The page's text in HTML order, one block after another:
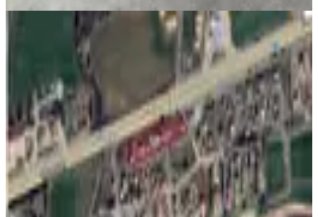
Tekirdağ Merkez Karaevli Denizyolu
Villa İmarlı Arsa
Tekirdağ, Süleymanpaşa
230 m²
Arıtma, Doğalgaz +11·16.304/m²
29.07.2026
3.750.000 ₺
Yelkenciler GYD Ajansı Durmuş YELKENCİ